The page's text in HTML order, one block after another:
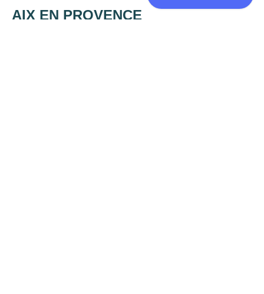
AIX EN PROVENCE